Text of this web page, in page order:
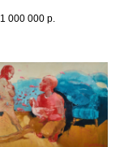
1 000 000 р.